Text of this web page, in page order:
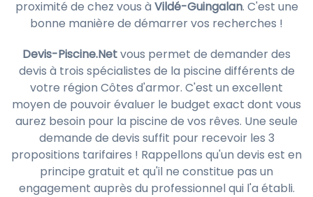
proximité de chez vous à Vildé-Guingalan. C'est une
bonne manière de démarrer vos recherches !
Devis-Piscine.Netvous permet de demander des
devis à trois spécialistes de la piscine différents de
votre région Côtes d'armor. C'est un excellent
moyen de pouvoir évaluer le budget exact dont vous
aurez besoin pour la piscine de vos rêves. Une seule
demande de devis suffit pour recevoir les 3
propositions tarifaires ! Rappellons qu'un devis est en
principe gratuit et qu'il ne constitue pas un
engagement auprès du professionnel qui l'a établi.